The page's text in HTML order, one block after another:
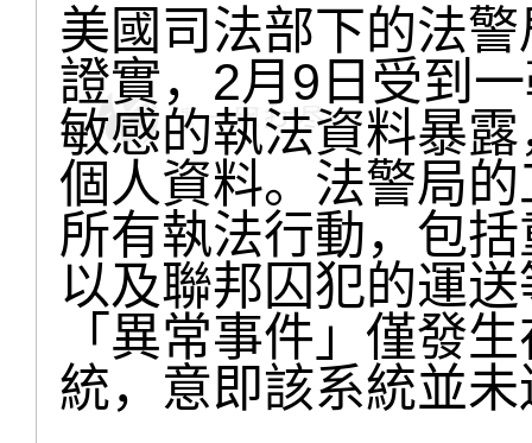
美國司法部下的法
證實，2月9日受到
敏感的執法資料暴
個人資料。法警局
所有執法行動，包
以及聯邦囚犯的運
「異常事件」僅發
統，意即該系統並